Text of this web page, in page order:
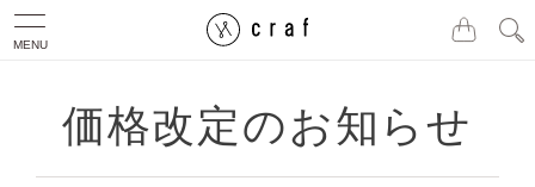
MENU
価格改定のお知らせ